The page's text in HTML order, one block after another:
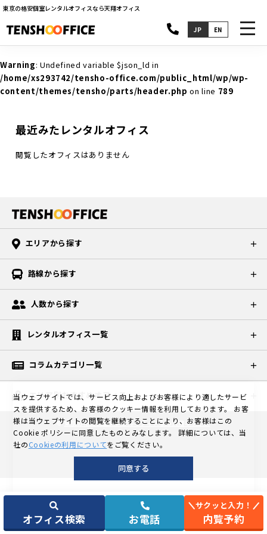
Warning: Undefined variable $json_ld in
/home/xs293742/tensho-office.com/public_html/wp/wp-
content/themes/tensho/parts/header.php on line 789
東京の格安個室レンタルオフィスなら天翔オフィス
JP EN
オフィス検索 お電話
サクッと入力！
内覧予約
最近みたレンタルオフィス
閲覧したオフィスはありません
エリアから探す
路線から探す
人数から探す
レンタルオフィス一覧
コラムカテゴリ一覧
エリア別おすすめオフィス
©東京の格安個室レンタルオフィスなら天翔オフィス
当ウェブサイトでは、サービス向上およびお客様により適したサービ
スを提供するため、お客様のクッキー情報を利用しております。
お客
様は当ウェブサイトの閲覧を継続することにより、お客様はこの
Cookie ポリシーに同意したものとみなします。
詳細については、当
社のCookieの利用についてをご覧ください。
同意する